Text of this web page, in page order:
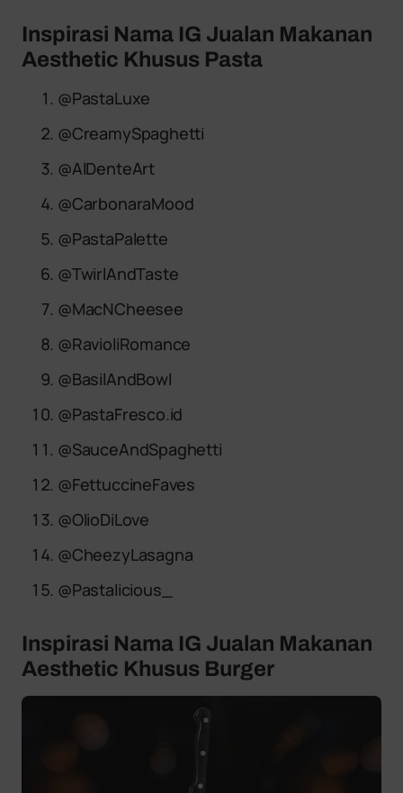
Inspirasi Nama IG Jualan Makanan
Aesthetic Khusus Pasta
@PastaLuxe
@CreamySpaghetti
@AlDenteArt
@CarbonaraMood
@PastaPalette
@TwirlAndTaste
@MacNCheesee
@RavioliRomance
@BasilAndBowl
@PastaFresco.id
@SauceAndSpaghetti
@FettuccineFaves
@OlioDiLove
@CheezyLasagna
@Pastalicious_
Inspirasi Nama IG Jualan Makanan
Aesthetic Khusus Burger